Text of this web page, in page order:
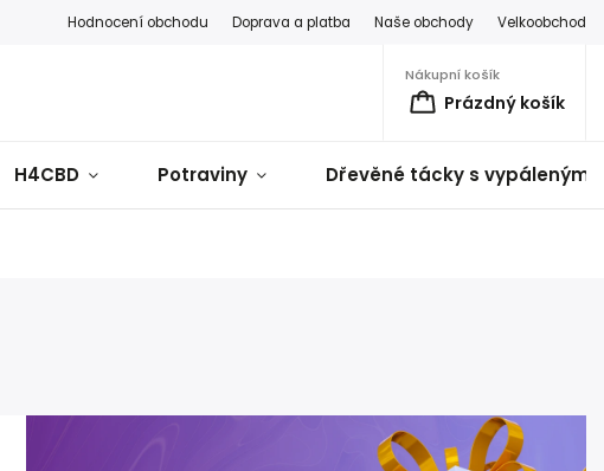
Hodnocení obchodu Doprava a platba Naše obchody Velkoobchod
Nákupní košík
Prázdný košík
H4CBD Potraviny Dřevěné tácky s vypálenými